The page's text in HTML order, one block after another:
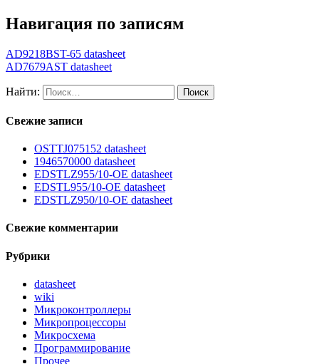
Навигация по записям
AD9218BST-65 datasheet
AD7679AST datasheet
Найти:
Свежие записи
OSTTJ075152 datasheet
1946570000 datasheet
EDSTLZ955/10-OE datasheet
EDSTL955/10-OE datasheet
EDSTLZ950/10-OE datasheet
Свежие комментарии
Рубрики
datasheet
wiki
Микроконтроллеры
Микропроцессоры
Микросхема
Программирование
Прочее